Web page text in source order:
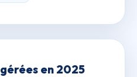
en 2025